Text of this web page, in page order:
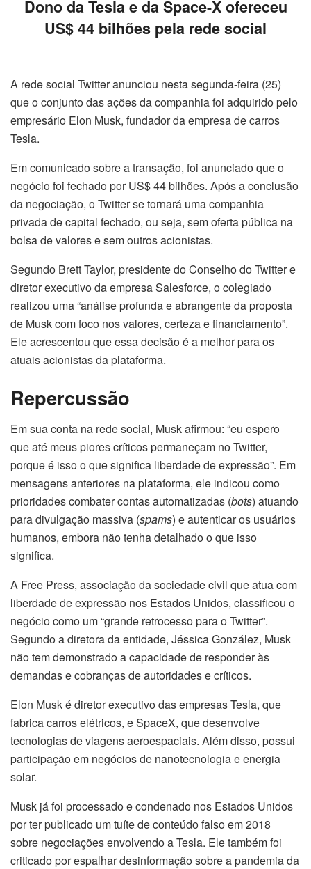
Dono da Tesla e da Space-X ofereceu
US$ 44 bilhões pela rede social
A rede social Twitter anunciou nesta segunda-feira (25)
que o conjunto das ações da companhia foi adquirido pelo
empresário Elon Musk, fundador da empresa de carros
Tesla.
Em comunicado sobre a transação, foi anunciado que o
negócio foi fechado por US$ 44 bilhões. Após a conclusão
da negociação, o Twitter se tornará uma companhia
privada de capital fechado, ou seja, sem oferta pública na
bolsa de valores e sem outros acionistas.
Segundo Brett Taylor, presidente do Conselho do Twitter e
diretor executivo da empresa Salesforce, o colegiado
realizou uma “análise profunda e abrangente da proposta
de Musk com foco nos valores, certeza e financiamento”.
Ele acrescentou que essa decisão é a melhor para os
atuais acionistas da plataforma.
Repercussão
Em sua conta na rede social, Musk afirmou: “eu espero
que até meus piores críticos permaneçam no Twitter,
porque é isso o que significa liberdade de expressão”. Em
mensagens anteriores na plataforma, ele indicou como
prioridades combater contas automatizadas (bots) atuando
para divulgação massiva (spams) e autenticar os usuários
humanos, embora não tenha detalhado o que isso
significa.
A Free Press, associação da sociedade civil que atua com
liberdade de expressão nos Estados Unidos, classificou o
negócio como um “grande retrocesso para o Twitter”.
Segundo a diretora da entidade, Jéssica González, Musk
não tem demonstrado a capacidade de responder às
demandas e cobranças de autoridades e críticos.
Elon Musk é diretor executivo das empresas Tesla, que
fabrica carros elétricos, e SpaceX, que desenvolve
tecnologias de viagens aeroespaciais. Além disso, possui
participação em negócios de nanotecnologia e energia
solar.
Musk já foi processado e condenado nos Estados Unidos
por ter publicado um tuíte de conteúdo falso em 2018
sobre negociações envolvendo a Tesla. Ele também foi
criticado por espalhar desinformação sobre a pandemia da